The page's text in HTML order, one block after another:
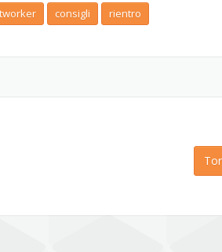
consigli rientro